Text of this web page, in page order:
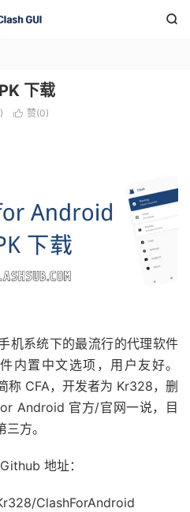

下载
 赞(0)
机系统下的最流行的代理软件
内置中文选项，用户友好。
CFA，开发者为 Kr328，删
Android 官方/官网一说，目
方。
地址：
ClashForAndroid